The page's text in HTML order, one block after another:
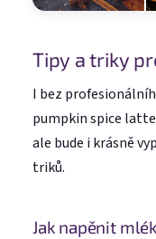
Tipy a triky
I bez
pumpkin spice
ale bude i krásně
triků.
Jak napěnit